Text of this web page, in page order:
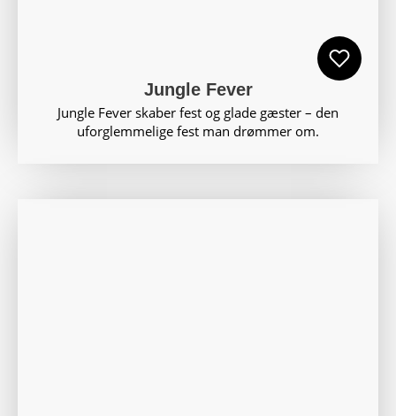
Jungle Fever
Jungle Fever skaber fest og glade gæster – den
uforglemmelige fest man drømmer om.